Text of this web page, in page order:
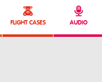
FLIGHT CASES AUDIO